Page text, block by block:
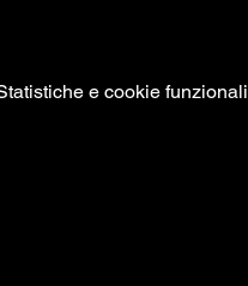
e cookie